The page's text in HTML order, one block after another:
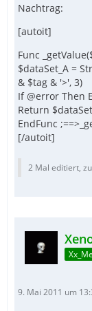
Nachtrag:
[autoit]
Func
$dataSet_A =
& $tag & '>', 3)
If @error Then
Return
EndFunc
[/autoit]
2 Mal editiert,
9. Mai 2011 um